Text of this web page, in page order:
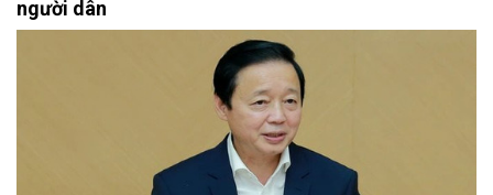
người dân